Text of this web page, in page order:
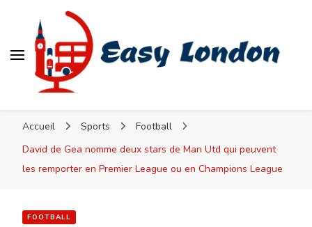
Accueil Sports
Football
David de Gea nomme deux stars de Man Utd qui peuvent
les remporter en Premier League ou en Champions League
FOOTBALL